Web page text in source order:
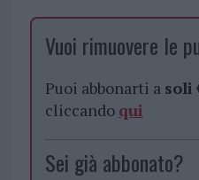
Vuoi rimuovere le
Puoi abbonarti a soli
cliccando qui
Sei già abbonato?